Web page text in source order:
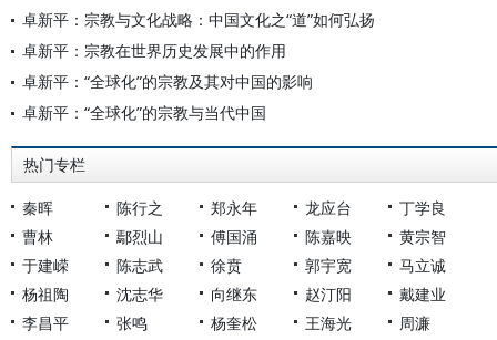
卓新平：宗教与文化战略：中国文化之“道”如何弘扬
卓新平：宗教在世界历史发展中的作用
卓新平：“全球化”的宗教及其对中国的影响
卓新平：“全球化”的宗教与当代中国
热门专栏
秦晖 陈行之 郑永年 龙应台
丁学良
曹林
鄢烈山 傅国涌 陈嘉映
黄宗智
于建嵘
陈志武 徐贲 郭宇宽
马立诚
杨祖陶
沈志华 向继东 赵汀阳
戴建业
李昌平
张鸣 杨奎松 王海光
周濂